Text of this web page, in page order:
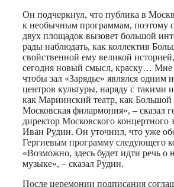
Он подчеркнул, что публика в
к необычным программам, поэтому
двух площадок вызовет большой
рады наблюдать, как коллектив
свойственной ему великой
сегодня новый смысл, краску… Мне
чтобы зал «Зарядье» являлся одним
центров культуры, наряду с такими
как Мариинский театр, как Большой
Московская филармония», – сказал
директор Московского концертного
Иван Рудин. Он уточнил, что уже
Гергиевым программу следующего
«Возможно, здесь будет идти речь о
музыке», – сказал Рудин.
После церемонии подписания